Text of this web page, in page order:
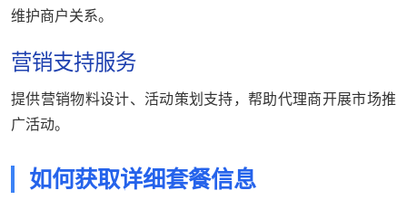
维护商户关系。
营销支持服务
提供营销物料设计、活动策划支持，帮助代理商开展市场推
广活动。
如何获取详细套餐信息